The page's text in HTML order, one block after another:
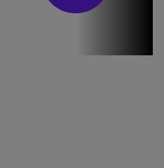
Stirile PRO TV